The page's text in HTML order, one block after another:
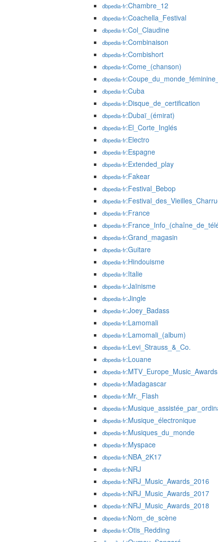
dbpedia-fr:Chambre_12
dbpedia-fr:Coachella_Festival
dbpedia-fr:Col_Claudine
dbpedia-fr:Combinaison
dbpedia-fr:Combishort
dbpedia-fr:Come_(chanson)
dbpedia-fr
dbpedia-fr:Cuba
dbpedia-fr:Disque_de_certification
dbpedia-fr:Dubaï_(émirat)
dbpedia-fr:El_Corte_Inglés
dbpedia-fr:Electro
dbpedia-fr:Espagne
dbpedia-fr:Extended_play
dbpedia-fr:Fakear
dbpedia-fr:Festival_Bebop
dbpedia-fr
dbpedia-fr:France
dbpedia-fr
dbpedia-fr:Grand_magasin
dbpedia-fr:Guitare
dbpedia-fr:Hindouisme
dbpedia-fr:Italie
dbpedia-fr:Jaïnisme
dbpedia-fr:Jingle
dbpedia-fr:Joey_Badass
dbpedia-fr:Lamomali
dbpedia-fr:Lamomali_(album)
dbpedia-fr:Levi_Strauss_&_Co.
dbpedia-fr:Louane
dbpedia-fr:MTV_Europe_Music_Awards
dbpedia-fr:Madagascar
dbpedia-fr:Mr._Flash
dbpedia-fr
dbpedia-fr:Musique_électronique
dbpedia-fr:Musiques_du_monde
dbpedia-fr:Myspace
dbpedia-fr:NBA_2K17
dbpedia-fr:NRJ
dbpedia-fr:NRJ_Music_Awards_2016
dbpedia-fr:NRJ_Music_Awards_2017
dbpedia-fr:NRJ_Music_Awards_2018
dbpedia-fr:Nom_de_scène
dbpedia-fr:Otis_Redding